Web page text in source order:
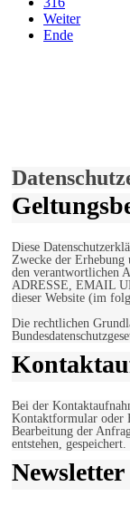
Weiter
Ende
Diese
Zwecke der Erhebung
den verantwortlichen
ADRESSE, EMAIL
dieser Website (im
Die rechtlichen
Bei der
Kontaktformular oder
Bearbeitung der
entstehen, gespeichert.
Newsletter